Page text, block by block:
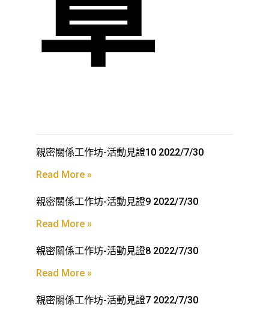
親密關係工作坊-活動見證10 2022/7/30
Read More »
親密關係工作坊-活動見證9 2022/7/30
Read More »
親密關係工作坊-活動見證8 2022/7/30
Read More »
親密關係工作坊-活動見證7 2022/7/30